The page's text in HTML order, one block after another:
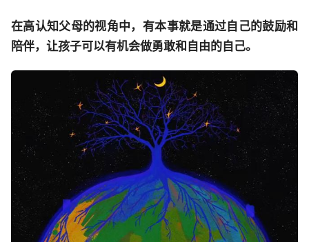
在高认知父母的视角中，有本事就是通过自己的鼓励和
陪伴，让孩子可以有机会做勇敢和自由的自己。